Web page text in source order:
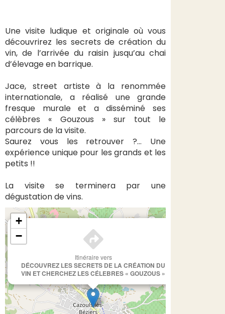
Une visite ludique et originale où vous
découvrirez les secrets de création du
vin, de l’arrivée du raisin jusqu’au chai
d’élevage en barrique.
Jace, street artiste à la renommée
internationale, a réalisé une grande
fresque murale et a disséminé ses
célèbres « Gouzous » sur tout le
parcours de la visite.
Saurez vous les retrouver ?… Une
expérience unique pour les grands et les
petits !!
La visite se terminera par une
dégustation de vins.
Itinéraire vers
DÉCOUVREZ LES SECRETS DE LA CRÉATION DU
VIN ET CHERCHEZ LES CÉLEBRES « GOUZOUS »
+
−